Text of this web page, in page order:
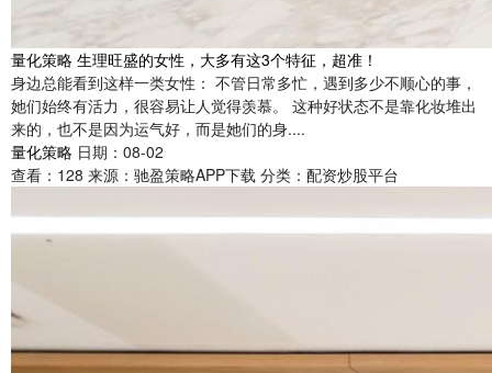
量化策略 生理旺盛的女性，大多有这3个特征，超准！
身边总能看到这样一类女性： 不管日常多忙，遇到多少不顺心的事，
她们始终有活力，很容易让人觉得羡慕。 这种好状态不是靠化妆堆出
来的，也不是因为运气好，而是她们的身....
量化策略 日期：08-02
查看： 128 来源： 驰盈策略APP下载 分类： 配资炒股平台